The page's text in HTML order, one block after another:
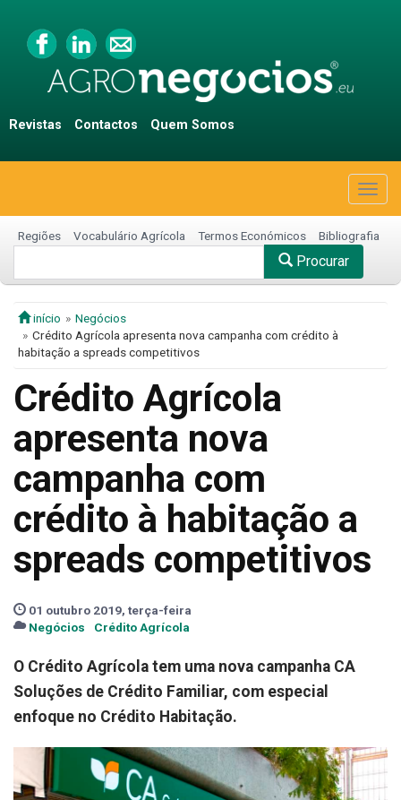
Revistas Contactos Quem Somos
Regiões Vocabulário Agrícola Termos Económicos Bibliografia
Procurar
início
Negócios
Crédito Agrícola apresenta nova campanha com crédito à
habitação a spreads competitivos
Crédito Agrícola
apresenta nova
campanha com
crédito à habitação a
spreads competitivos
01 outubro 2019, terça-feira
Negócios
Crédito Agrícola
O Crédito Agrícola tem uma nova campanha CA
Soluções de Crédito Familiar, com especial
enfoque no Crédito Habitação.